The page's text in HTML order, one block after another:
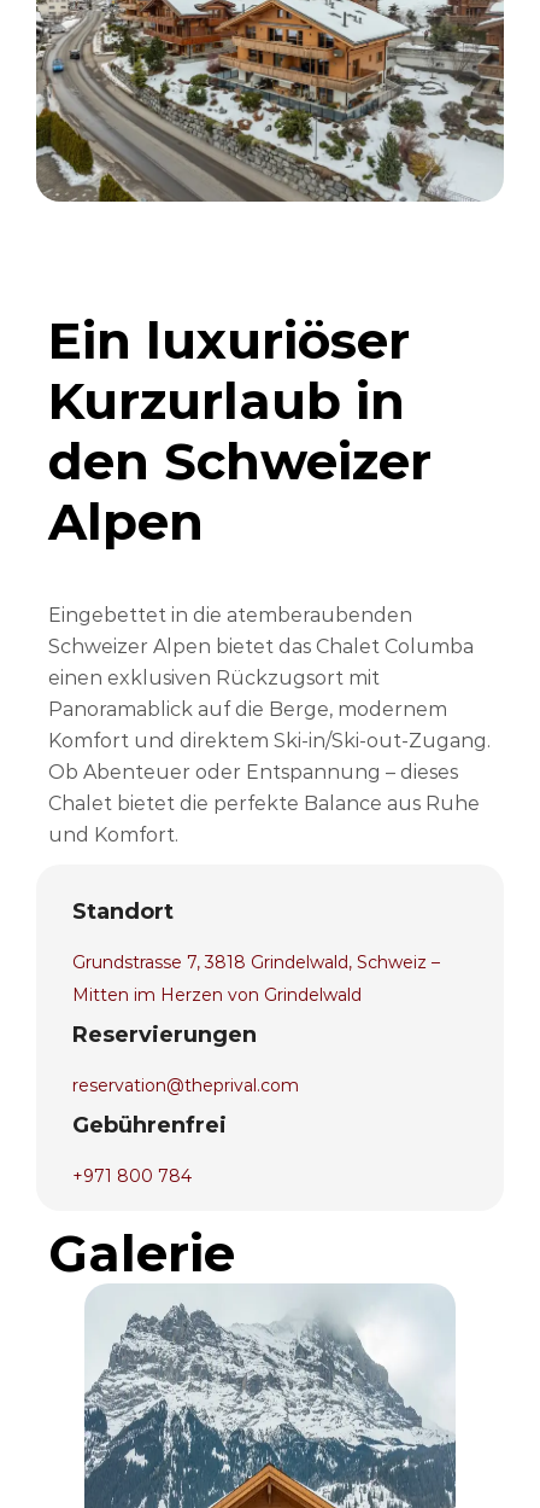
Ein luxuriöser
Kurzurlaub in
den Schweizer
Alpen
Eingebettet in die atemberaubenden
Schweizer Alpen bietet das Chalet Columba
einen exklusiven Rückzugsort mit
Panoramablick auf die Berge, modernem
Komfort und direktem Ski-in/Ski-out-Zugang.
Ob Abenteuer oder Entspannung – dieses
Chalet bietet die perfekte Balance aus Ruhe
und Komfort.
Standort
Grundstrasse 7, 3818 Grindelwald, Schweiz –
Mitten im Herzen von Grindelwald
Reservierungen
reservation@theprival.com
Gebührenfrei
+971 800 784
Galerie